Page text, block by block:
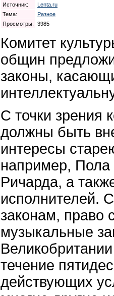
Источник:
Lenta.ru
Тема:
Разное
Просмотры:
3985
Комитет
общин
законы,
С точки зрения
должны быть
интересы
например,
Ричарда, а
исполнителей.
законам, право
музыкальные
течение
действующих